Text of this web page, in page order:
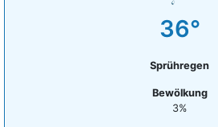
36°
Sprühregen
Bewölkung
3%